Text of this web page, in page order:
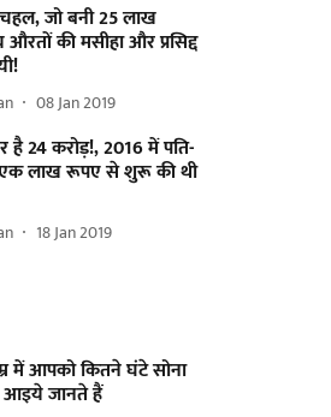
जो बनी 25 लाख
औरतों की मसीहा और प्रसिद्द
08 Jan 2019
है 24 करोड़!, 2016 में पति-
एक लाख रूपए से शुरू की थी
18 Jan 2019
में आपको कितने घंटे सोना
आइये जानते हैं